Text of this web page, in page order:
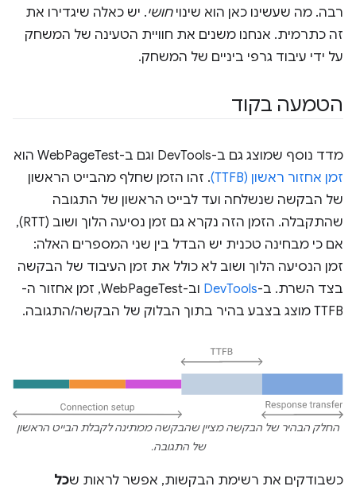
רבה. מה שעשינו כאן הוא שינויחושי. יש כאלה שיגדירו את
זה כתרמית. אנחנו משנים את חוויית הטעינה של המשחק
על ידי עיבוד גרפי ביניים של המשחק.
הטמעה בקוד
מדד נוסף שמוצג גם ב-DevTools וגם ב-WebPageTest הוא
זמן אחזור ראשון (TTFB)
. זהו הזמן שחלף מהבייט הראשון
של הבקשה שנשלחה ועד לבייט הראשון של התגובה
שהתקבלה. הזמן הזה נקרא גם זמן נסיעה הלוך ושוב (RTT),
אם כי מבחינה טכנית יש הבדל בין שני המספרים האלה:
זמן הנסיעה הלוך ושוב לא כולל את זמן העיבוד של הבקשה
בצד השרת. ב-DevTools
וב-WebPageTest, זמן אחזור ה-
TTFB מוצג בצבע בהיר בתוך הבלוק של הבקשה/התגובה.
החלק הבהיר של הבקשה מציין שהבקשה ממתינה לקבלת הבייט הראשון
של התגובה.
כשבודקים את רשימת הבקשות, אפשר לראות שכל